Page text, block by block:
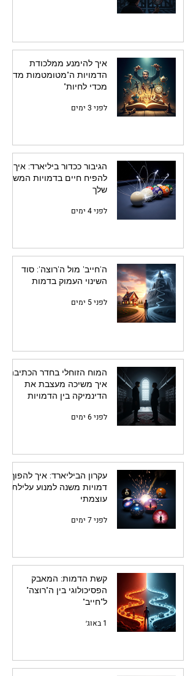
איך להימנע ממלכודת
הדמויות ה"מטומטמות מדי
מכדי לחיות"
לפני 3 ימים
הגיבור ככדור ביליארד: איך
להפיח חיים בדמויות המשנה
שלך
לפני 4 ימים
ה'חייב' מול ה'רוצה': סוד
השינוי העמוק בדמות
לפני 5 ימים
המוח הזוחלי בחדר הכתיבה:
איך משיכה מעצבת את
הדינמיקה בין הדמויות
לפני 6 ימים
עקרון הביליארד: איך להפוך
דמויות משנה למנוע עלילתי
עוצמתי
לפני 7 ימים
קשת הדמות: המאבק
הפסיכולוגי בין ה"רוצה"
ל"חייב"
1 באוג׳